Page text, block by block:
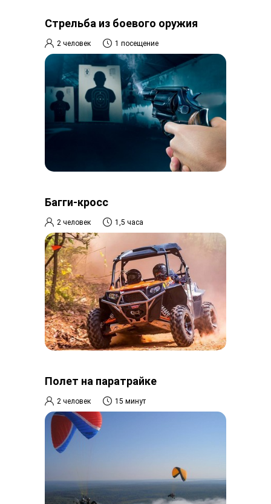
Стрельба из боевого оружия
2 человек 1 посещение
Багги-кросс
2 человек 1,5 часа
Полет на паратрайке
2 человек 15 минут